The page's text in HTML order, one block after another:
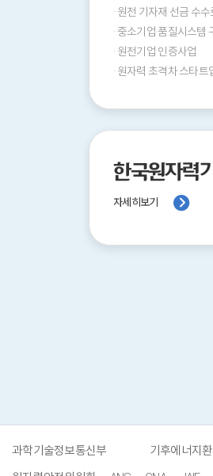
· 원전 기자재 선금 수
· 중소기업 품질시스템
· 원전기업 인증사업
· 원자력 초격차 스타트
한국원자력
자세히보기
과학기술정보통신부 기후에너지